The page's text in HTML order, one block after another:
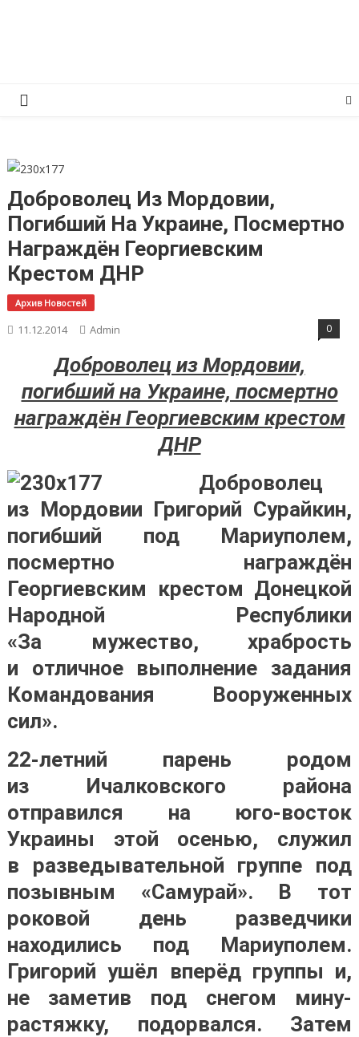
Доброволец Из Мордовии,
Погибший На Украине, Посмертно
Награждён Георгиевским
Крестом ДНР
Архив Новостей
11.12.2014 Admin 0
Доброволец из Мордовии,
погибший на Украине, посмертно
награждён Георгиевским крестом
ДНР
Доброволец
из Мордовии Григорий Сурайкин,
погибший под Мариуполем,
посмертно награждён
Георгиевским крестом Донецкой
Народной Республики
«За мужество, храбрость
и отличное выполнение задания
Командования Вооруженных
сил».
22-летний парень родом
из Ичалковского района
отправился на юго-восток
Украины этой осенью, служил
в разведывательной группе под
позывным «Самурай». В тот
роковой день разведчики
находились под Мариуполем.
Григорий ушёл вперёд группы и,
не заметив под снегом мину-
растяжку, подорвался. Затем